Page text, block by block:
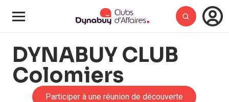
DYNABUY CLUB
Colomiers
Participer à une réunion de découverte